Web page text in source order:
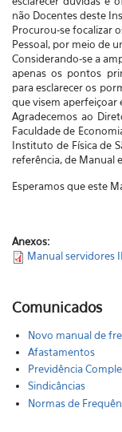
não Docentes deste
Procurou-se focalizar
Pessoal, por meio de
Considerando-se a
apenas os pontos
para esclarecer os
que visem aperfeiçoar
Agradecemos ao
Faculdade de
Instituto de Física de
referência, de Manual
Esperamos que este
Anexos:
Manual servidores
Comunicados
Novo manual de
Afastamentos
Previdência
Sindicâncias
Normas de